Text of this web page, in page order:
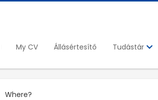
My CV Állásértesítő Tudástár
Where?